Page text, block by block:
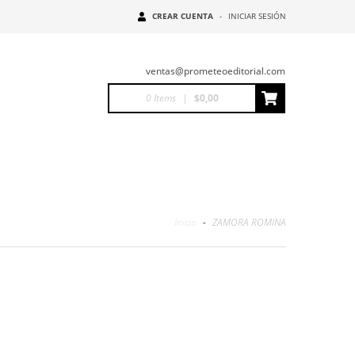
CREAR CUENTA - INICIAR SESIÓN
ventas@prometeoeditorial.com
0 Items | $0,00
- ZAMORA ROMINA